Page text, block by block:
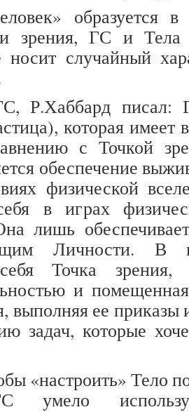
образуется
зрения, ГС и Тела
носит случайный
Р.Хаббард писал:
которая имеет
с Точкой
обеспечение
физической
в играх
лишь
Личности. В
Точка зрения,
и
выполняя ее приказы
задач, которые
«настроить» Тело
умело